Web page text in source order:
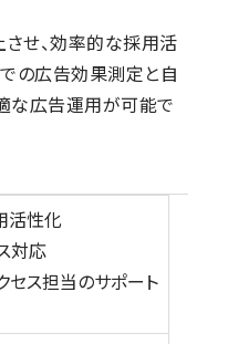
せ、効率的な採用活
での広告効果測定と自
な広告運用が可能で
活性化
対応
セス担当のサポート